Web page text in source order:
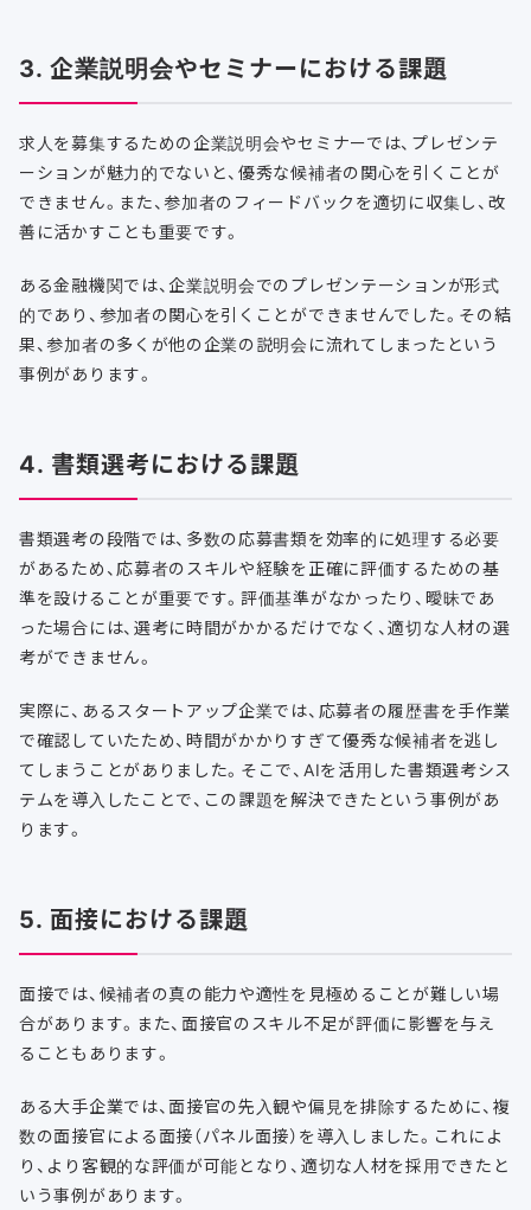
3. 企業説明会やセミナーにおける課題
求人を募集するための企業説明会やセミナーでは、プレゼンテ
ーションが魅力的でないと、優秀な候補者の関心を引くことが
できません。また、参加者のフィードバックを適切に収集し、改
善に活かすことも重要です。
ある金融機関では、企業説明会でのプレゼンテーションが形式
的であり、参加者の関心を引くことができませんでした。その結
果、参加者の多くが他の企業の説明会に流れてしまったという
事例があります。
4. 書類選考における課題
書類選考の段階では、多数の応募書類を効率的に処理する必要
があるため、応募者のスキルや経験を正確に評価するための基
準を設けることが重要です。評価基準がなかったり、曖昧であ
った場合には、選考に時間がかかるだけでなく、適切な人材の選
考ができません。
実際に、あるスタートアップ企業では、応募者の履歴書を手作業
で確認していたため、時間がかかりすぎて優秀な候補者を逃し
てしまうことがありました。そこで、AIを活用した書類選考シス
テムを導入したことで、この課題を解決できたという事例があ
ります。
5. 面接における課題
面接では、候補者の真の能力や適性を見極めることが難しい場
合があります。また、面接官のスキル不足が評価に影響を与え
ることもあります。
ある大手企業では、面接官の先入観や偏見を排除するために、複
数の面接官による面接（パネル面接）を導入しました。これによ
り、より客観的な評価が可能となり、適切な人材を採用できたと
いう事例があります。